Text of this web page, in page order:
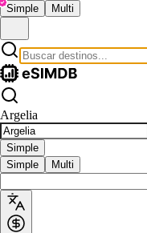
Simple Multi
Argelia
Simple
Simple
Multi